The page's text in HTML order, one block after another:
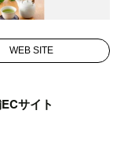
WEB SITE
サイト